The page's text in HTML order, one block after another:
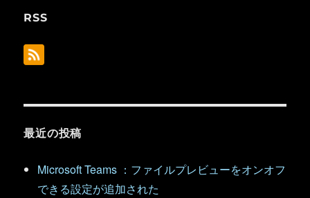
RSS
最近の投稿
Microsoft Teams ：ファイルプレビューをオンオフ
できる設定が追加された